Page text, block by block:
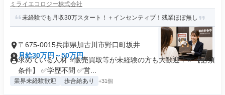
ミライエコロジー株式会社
未経験でも月収30万スタート！＋インセンティブ！残業ほぼ無し
〒675-0015兵庫県加古川市野口町坂井
月給30万円～50万円
求めている人材 ⭐販売買取等が未経験の方も大歓迎！⭐ 【必須
条件】 ✅学歴不問 ✅営...
業界未経験歓迎 歩合給あり +31個